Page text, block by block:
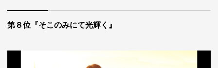
第８位『そこのみにて光輝く』